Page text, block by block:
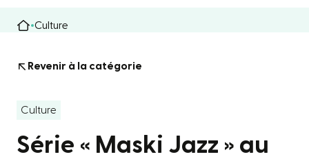
Culture
Revenir à la catégorie
Culture
Série « Maski Jazz » au